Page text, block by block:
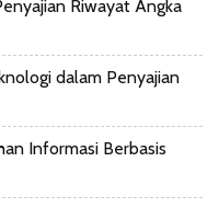
Riwayat Angka
dalam Penyajian
Informasi Berbasis